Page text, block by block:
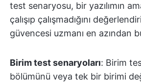
test senaryosu, bir yazılımın
çalışıp çalışmadığını
güvencesi uzmanı en azından
Birim test senaryoları: Birim
bölümünü veya tek bir birimi